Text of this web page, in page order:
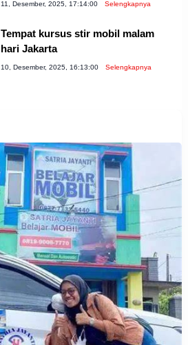
11, Desember, 2025, 17:14:00 Selengkapnya
Tempat kursus stir mobil malam
hari Jakarta
10, Desember, 2025, 16:13:00 Selengkapnya